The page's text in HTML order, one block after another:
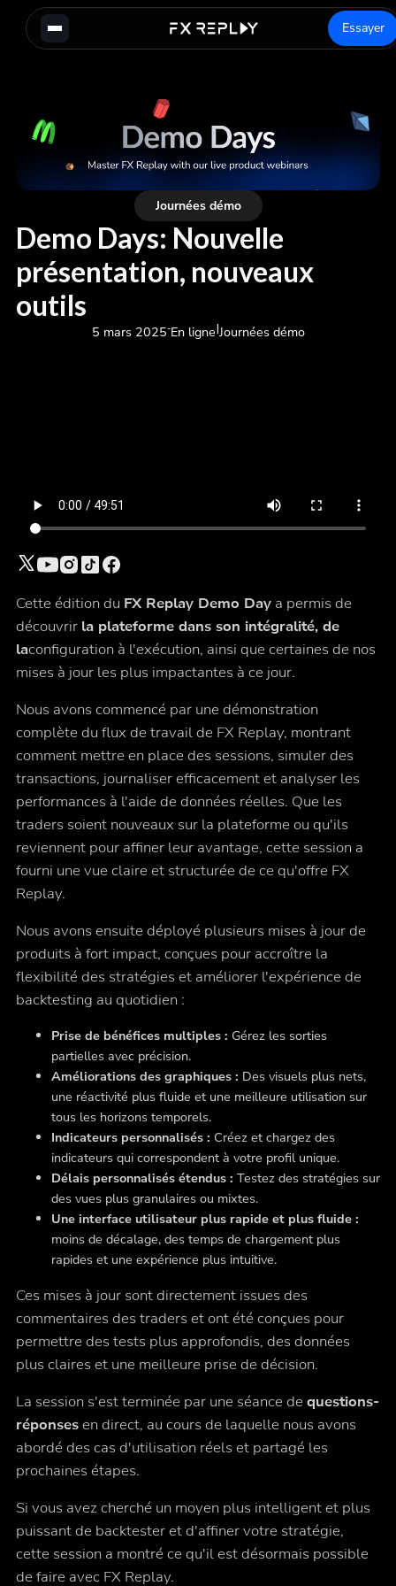
Essayer
Journées démo
Demo Days: Nouvelle
présentation, nouveaux
outils
5 mars 2025-En ligne|Journées démo
Cette édition du FX Replay Demo Daya permis de
découvrir la plateforme dans son intégralité, de
laconfiguration à l'exécution, ainsi que certaines de nos
mises à jour les plus impactantes à ce jour.
Nous avons commencé par une démonstration
complète du flux de travail de FX Replay, montrant
comment mettre en place des sessions, simuler des
transactions, journaliser efficacement et analyser les
performances à l'aide de données réelles. Que les
traders soient nouveaux sur la plateforme ou qu'ils
reviennent pour affiner leur avantage, cette session a
fourni une vue claire et structurée de ce qu'offre FX
Replay.
Nous avons ensuite déployé plusieurs mises à jour de
produits à fort impact, conçues pour accroître la
flexibilité des stratégies et améliorer l'expérience de
backtesting au quotidien :
Prise de bénéfices multiples : Gérez les sorties
partielles avec précision.
Améliorations des graphiques : Des visuels plus nets,
une réactivité plus fluide et une meilleure utilisation sur
tous les horizons temporels.
Indicateurs personnalisés : Créez et chargez des
indicateurs qui correspondent à votre profil unique.
Délais personnalisés étendus : Testez des stratégies sur
des vues plus granulaires ou mixtes.
Une interface utilisateur plus rapide et plus fluide :
moins de décalage, des temps de chargement plus
rapides et une expérience plus intuitive.
Ces mises à jour sont directement issues des
commentaires des traders et ont été conçues pour
permettre des tests plus approfondis, des données
plus claires et une meilleure prise de décision.
La session s'est terminée par une séance de questions-
réponsesen direct, au cours de laquelle nous avons
abordé des cas d'utilisation réels et partagé les
prochaines étapes.
Si vous avez cherché un moyen plus intelligent et plus
puissant de backtester et d'affiner votre stratégie,
cette session a montré ce qu'il est désormais possible
de faire avec FX Replay.